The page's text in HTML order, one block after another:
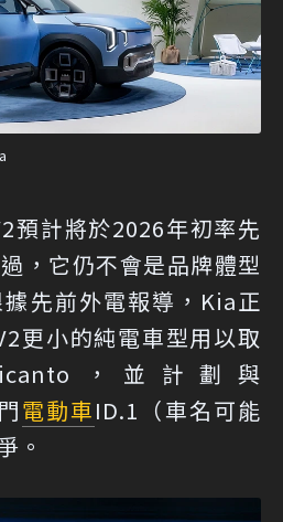
預計將於2026年初率先
，它仍不會是品牌體型
先前外電報導，Kia正
更小的純電車型用以取
，並計劃與
電動車ID.1（車名可能
。